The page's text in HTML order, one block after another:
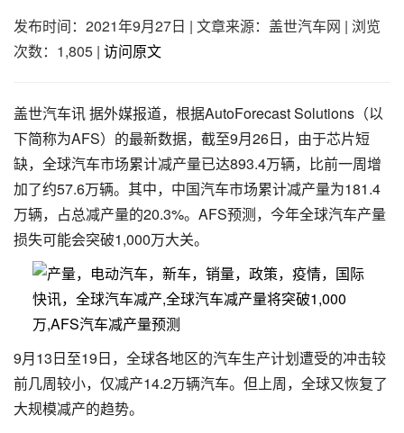
发布时间：2021年9月27日 | 文章来源：盖世汽车网 | 浏览
次数：1,805 | 访问原文
盖世汽车讯 据外媒报道，根据AutoForecast Solutions（以
下简称为AFS）的最新数据，截至9月26日，由于芯片短
缺，全球汽车市场累计减产量已达893.4万辆，比前一周增
加了约57.6万辆。其中，中国汽车市场累计减产量为181.4
万辆，占总减产量的20.3%。AFS预测，今年全球汽车产量
损失可能会突破1,000万大关。
9月13日至19日，全球各地区的汽车生产计划遭受的冲击较
前几周较小，仅减产14.2万辆汽车。但上周，全球又恢复了
大规模减产的趋势。